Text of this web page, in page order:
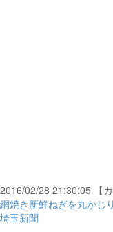
2016/02/28 21:30:05 【カ
網焼き新鮮ねぎを丸かじ
埼玉新聞